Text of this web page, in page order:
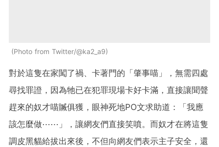
Photo from Twitter/@ka2_a9
對於這隻在家闖了禍、卡著門的「肇事喵」，無需四處
尋找罪證，因為牠已在犯罪現場卡好卡滿，直接讓聞聲
趕來的奴才喵贓俱獲，眼神死地PO文求助道：「我應
該怎麼做⋯⋯」，讓網友們直接笑噴。而奴才在將這隻
調皮黑貓給拔出來後，不但向網友們表示主子安全，還